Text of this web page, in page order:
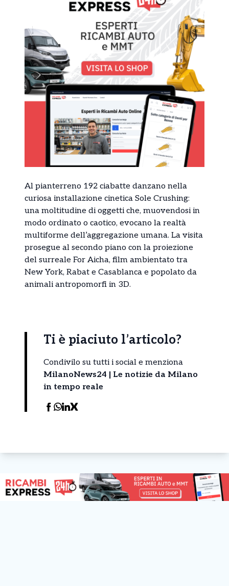
Al pianterreno 192 ciabatte danzano nella
curiosa installazione cinetica Sole Crushing:
una moltitudine di oggetti che, muovendosi in
modo ordinato o caotico, evocano la realtà
multiforme dell’aggregazione umana. La visita
prosegue al secondo piano con la proiezione
del surreale For Aicha, film ambientato tra
New York, Rabat e Casablanca e popolato da
animali antropomorfi in 3D.
Ti è piaciuto l’articolo?
Condivilo su tutti i social e menziona
MilanoNews24 | Le notizie da Milano
in tempo reale